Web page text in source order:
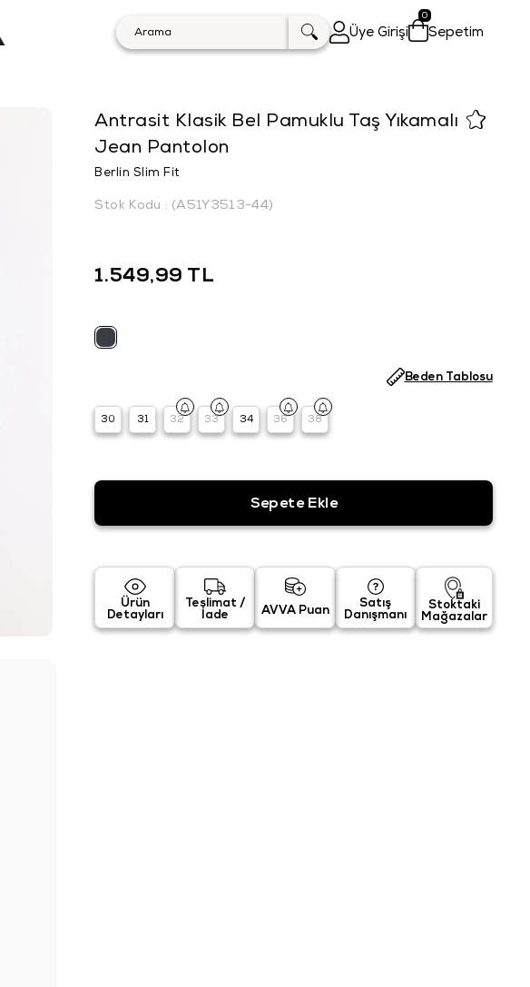
Üye Girişi Sepetim
0
Antrasit Klasik Bel Pamuklu Taş Yıkamalı
Jean Pantolon
Berlin Slim Fit
Stok Kodu (A51Y3513-44)
1.549,99 TL
30 31 32 33 34 36 38
Beden Tablosu
Ürün
Detayları
Teslimat /
İade
AVVA Puan
Satış
Danışmanı
Stoktaki
Mağazalar